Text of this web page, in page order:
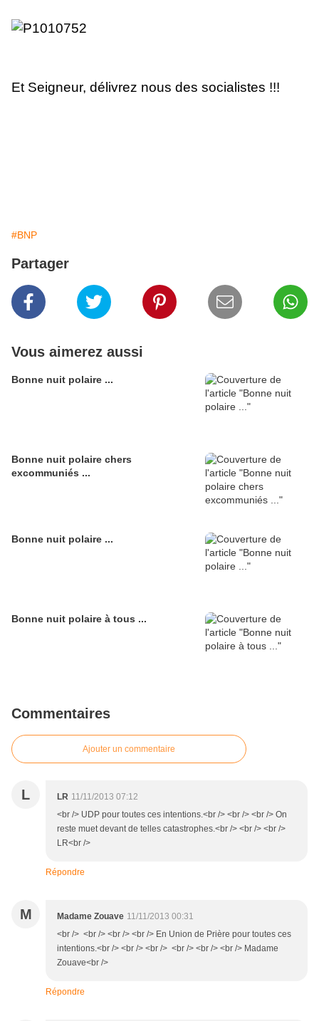
Et Seigneur, délivrez nous des socialistes !!!
#BNP
Partager
Vous aimerez aussi
Bonne nuit polaire ...
Bonne nuit polaire chers
excommuniés ...
Bonne nuit polaire ...
Bonne nuit polaire à tous ...
Commentaires
Ajouter un commentaire
L LR 11/11/2013 07:12
<br /> UDP pour toutes ces intentions.<br /> <br /> <br /> On
reste muet devant de telles catastrophes.<br /> <br /> <br />
LR<br />
Répondre
M Madame Zouave 11/11/2013 00:31
<br /> <br /> <br /> <br /> En Union de Prière pour toutes ces
intentions.<br /> <br /> <br /> <br /> <br /> <br /> Madame
Zouave<br />
Répondre